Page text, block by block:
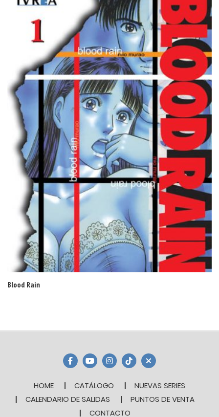
Blood Rain
HOME CATÁLOGO
NUEVAS SERIES
CALENDARIO DE SALIDAS
PUNTOS DE VENTA
CONTACTO